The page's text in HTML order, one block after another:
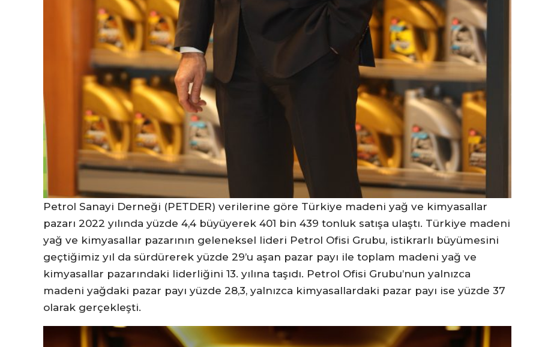
Petrol Sanayi Derneği (PETDER) verilerine göre Türkiye madeni yağ ve kimyasallar
pazarı 2022 yılında yüzde 4,4 büyüyerek 401 bin 439 tonluk satışa ulaştı. Türkiye madeni
yağ ve kimyasallar pazarının geleneksel lideri Petrol Ofisi Grubu, istikrarlı büyümesini
geçtiğimiz yıl da sürdürerek yüzde 29’u aşan pazar payı ile toplam madeni yağ ve
kimyasallar pazarındaki liderliğini 13. yılına taşıdı. Petrol Ofisi Grubu’nun yalnızca
madeni yağdaki pazar payı yüzde 28,3, yalnızca kimyasallardaki pazar payı ise yüzde 37
olarak gerçekleşti.